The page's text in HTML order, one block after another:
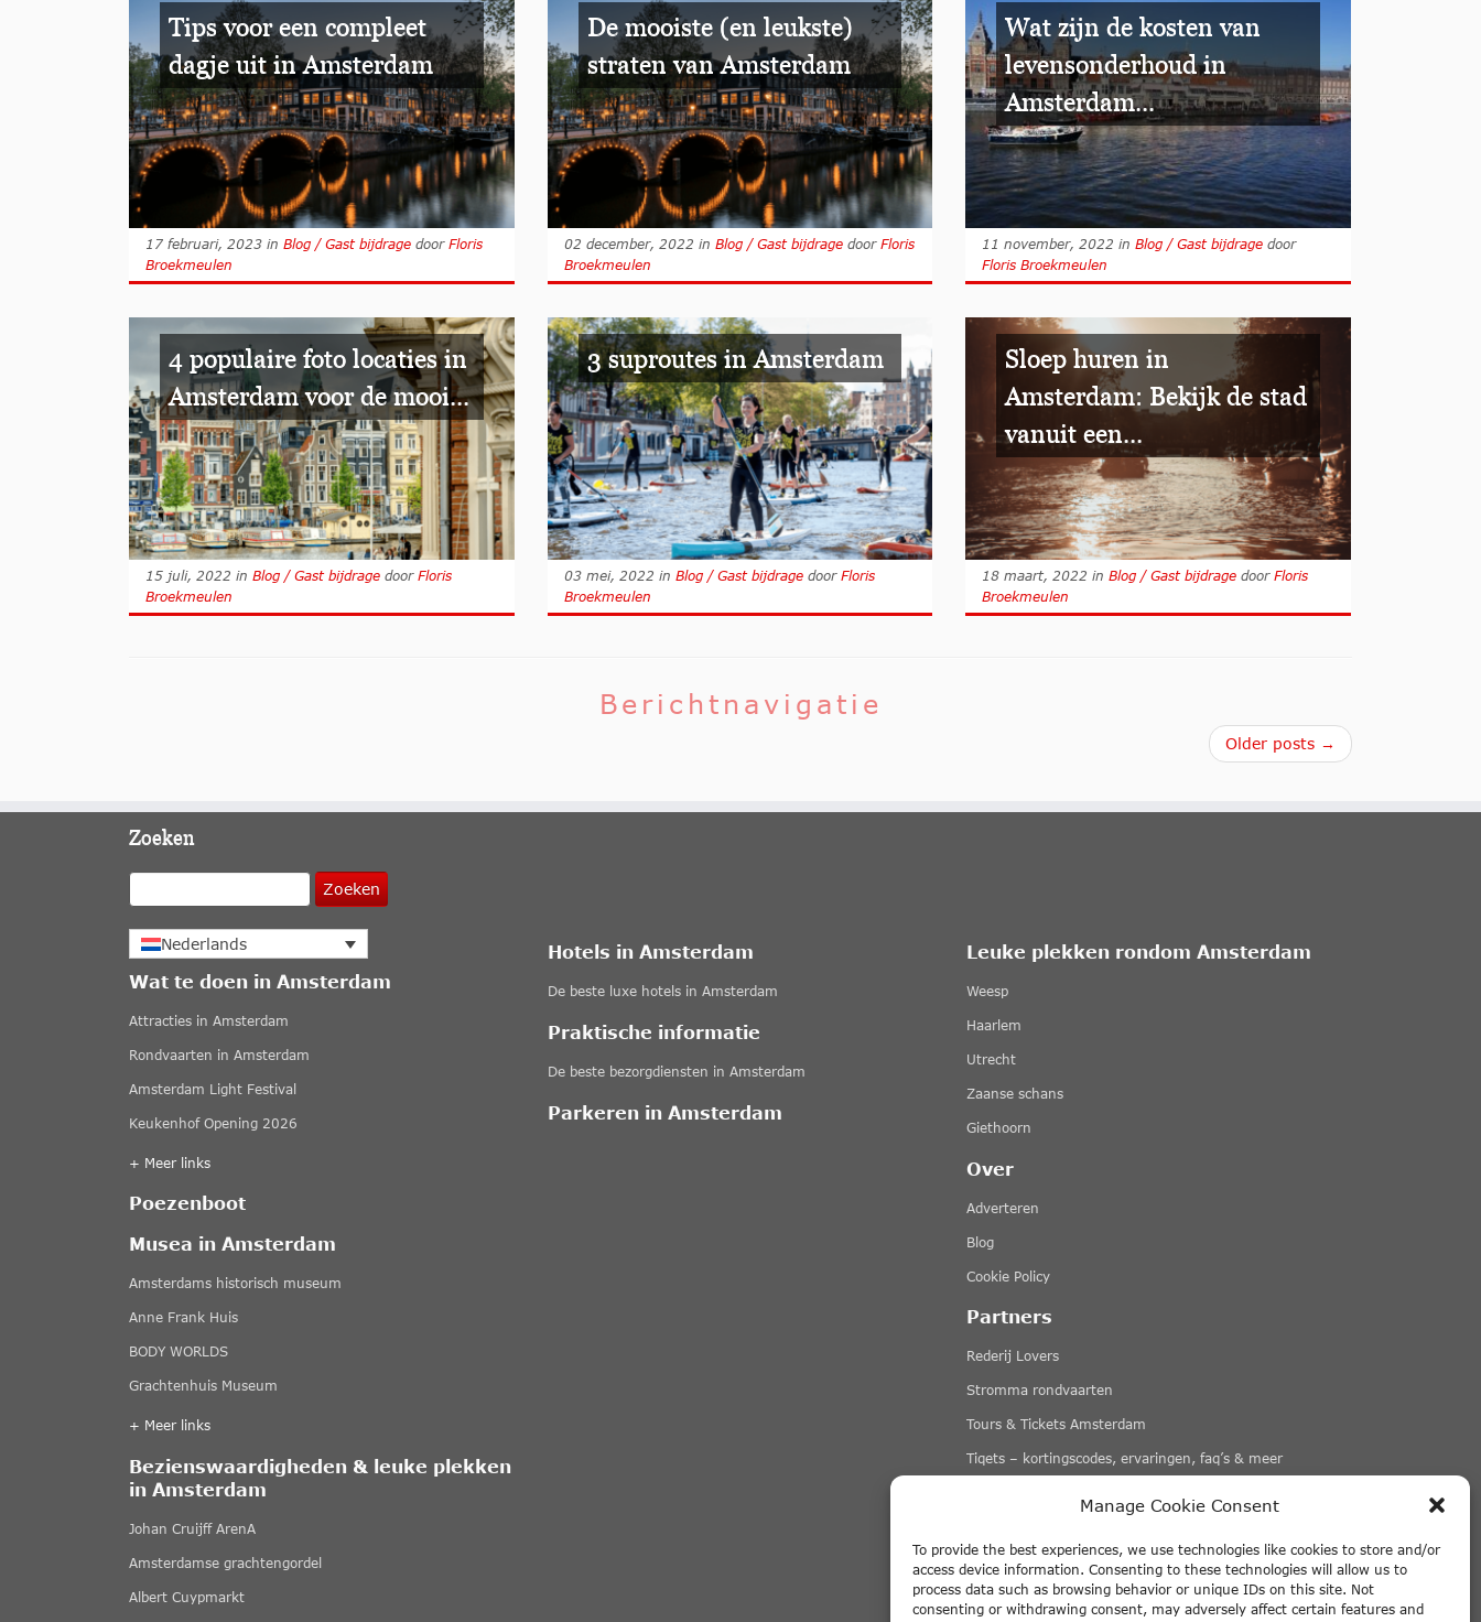
Manage Cookie Consent
To provide the best experiences, we use technologies like cookies to store and/or
access device information. Consenting to these technologies will allow us to
process data such as browsing behavior or unique IDs on this site. Not
consenting or withdrawing consent, may adversely affect certain features and
Tips voor een compleet
dagje uit in Amsterdam
17 februari, 2023 in Blog / Gast bijdrage door Floris
Broekmeulen
De mooiste (en leukste)
straten van Amsterdam
02 december, 2022 in Blog / Gast bijdragedoor Floris
Broekmeulen
Wat zijn de kosten van
levensonderhoud in
Amsterdam...
11 november, 2022 in Blog / Gast bijdrage door
Floris Broekmeulen
4 populaire foto locaties in
Amsterdam voor de mooi...
15 juli, 2022 in Blog / Gast bijdrage door Floris
Broekmeulen
3 suproutes in Amsterdam
03 mei, 2022 in Blog / Gast bijdragedoor Floris
Broekmeulen
Sloep huren in
Amsterdam: Bekijk de stad
vanuit een...
18 maart, 2022 in Blog / Gast bijdrage doorFloris
Broekmeulen
Berichtnavigatie
Older posts →
Zoeken
Zoeken
Nederlands
Wat te doen in Amsterdam
Attracties in Amsterdam
Rondvaarten in Amsterdam
Amsterdam Light Festival
Keukenhof Opening 2026
+ Meer links
Poezenboot
Musea in Amsterdam
Amsterdams historisch museum
Anne Frank Huis
BODY WORLDS
Grachtenhuis Museum
+ Meer links
Bezienswaardigheden & leuke plekken
in Amsterdam
Johan Cruijff ArenA
Amsterdamse grachtengordel
Albert Cuypmarkt
Hotels in Amsterdam
De beste luxe hotels in Amsterdam
Praktische informatie
De beste bezorgdiensten in Amsterdam
Parkeren in Amsterdam
Leuke plekken rondom Amsterdam
Weesp
Haarlem
Utrecht
Zaanse schans
Giethoorn
Over
Adverteren
Blog
Cookie Policy
Partners
Rederij Lovers
Stromma rondvaarten
Tours & Tickets Amsterdam
Tiqets – kortingscodes, ervaringen, faq’s & meer